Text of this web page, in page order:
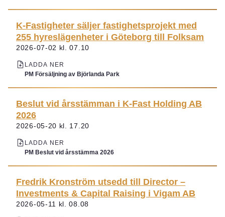
K-Fastigheter säljer fastighetsprojekt med
255 hyreslägenheter i Göteborg till Folksam
2026-07-02 kl. 07.10
LADDA NER
PM Försäljning av Björlanda Park
Beslut vid årsstämman i K-Fast Holding AB
2026
2026-05-20 kl. 17.20
LADDA NER
PM Beslut vid årsstämma 2026
Fredrik Kronström utsedd till Director –
Investments & Capital Raising i Vigam AB
2026-05-11 kl. 08.08